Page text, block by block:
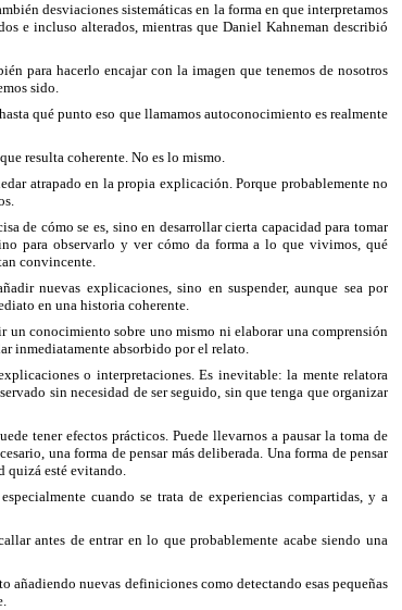
desviaciones sistemáticas en la forma en que interpretamos
e incluso alterados, mientras que Daniel Kahneman describió
para hacerlo encajar con la imagen que tenemos de nosotros
sido.
qué punto eso que llamamos autoconocimiento es realmente
resulta coherente. No es lo mismo.
atrapado en la propia explicación. Porque probablemente no
de cómo se es, sino en desarrollar cierta capacidad para tomar
para observarlo y ver cómo da forma a lo que vivimos, qué
convincente.
nuevas explicaciones, sino en suspender, aunque sea por
en una historia coherente.
un conocimiento sobre uno mismo ni elaborar una comprensión
inmediatamente absorbido por el relato.
o interpretaciones. Es inevitable: la mente relatora
sin necesidad de ser seguido, sin que tenga que organizar
tener efectos prácticos. Puede llevarnos a pausar la toma de
una forma de pensar más deliberada. Una forma de pensar
quizá esté evitando.
cuando se trata de experiencias compartidas, y a
antes de entrar en lo que probablemente acabe siendo una
añadiendo nuevas definiciones como detectando esas pequeñas